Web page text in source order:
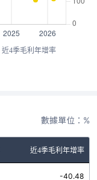
近4季毛利年增率
數據單位：%
近4季毛利年增率
-40.48